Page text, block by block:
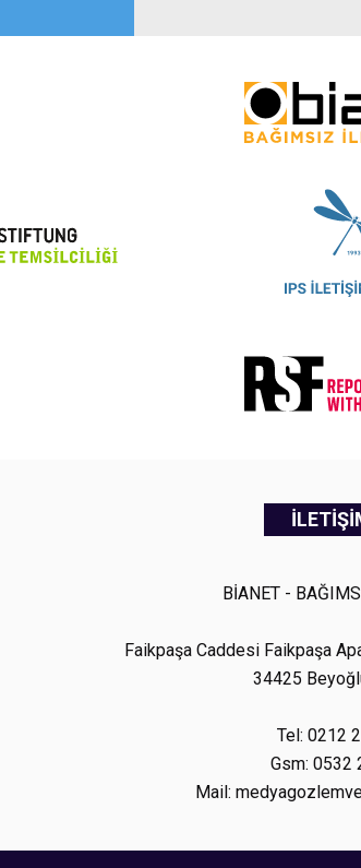
BİANET -
Faikpaşa Caddesi Faikpaşa
34425
Tel: 0212
Gsm: 0532
Mail: